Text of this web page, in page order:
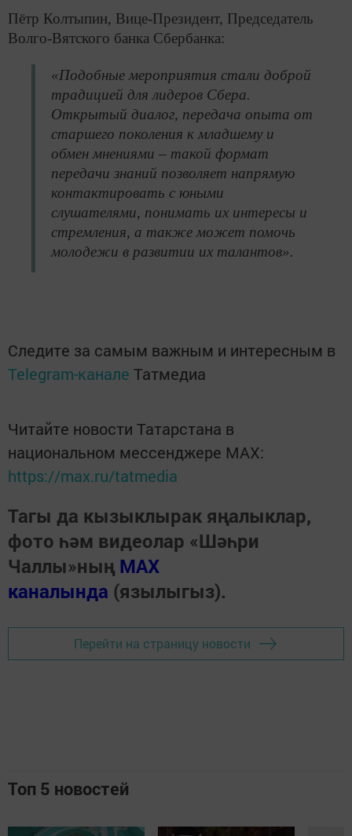
Пётр Колтыпин, Вице-Президент, Председатель
Волго-Вятского банка Сбербанка:
«Подобные мероприятия стали доброй
традицией для лидеров Сбера.
Открытый диалог, передача опыта от
старшего поколения к младшему и
обмен мнениями – такой формат
передачи знаний позволяет напрямую
контактировать с юными
слушателями, понимать их интересы и
стремления, а также может помочь
молодежи в развитии их талантов».
Следите за самым важным и интересным в
Telegram-канале Татмедиа
Читайте новости Татарстана в
национальном мессенджере MАХ:
https://max.ru/tatmedia
Тагы да кызыклырак яңалыклар,
фото һәм видеолар «Шәһри
Чаллы»ның MAX
каналында (язылыгыз).
Перейти на страницу новости
Топ 5 новостей